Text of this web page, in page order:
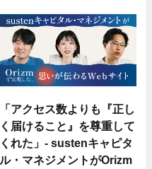
「アクセス数よりも『正し
く届けること』を尊重して
くれた」- sustenキャピタ
ル・マネジメントがOrizm